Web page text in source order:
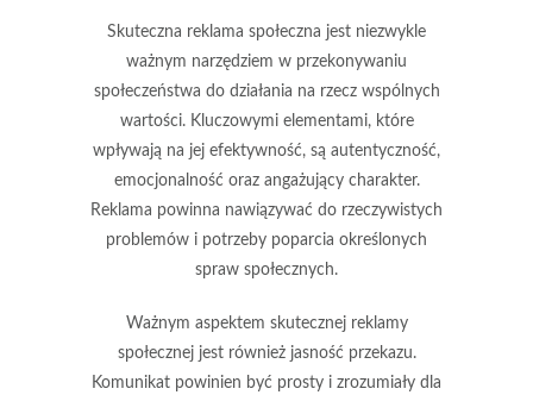
Skuteczna reklama społeczna jest niezwykle
ważnym narzędziem w przekonywaniu
społeczeństwa do działania na rzecz wspólnych
wartości. Kluczowymi elementami, które
wpływają na jej efektywność, są autentyczność,
emocjonalność oraz angażujący charakter.
Reklama powinna nawiązywać do rzeczywistych
problemów i potrzeby poparcia określonych
spraw społecznych.
Ważnym aspektem skutecznej reklamy
społecznej jest również jasność przekazu.
Komunikat powinien być prosty i zrozumiały dla